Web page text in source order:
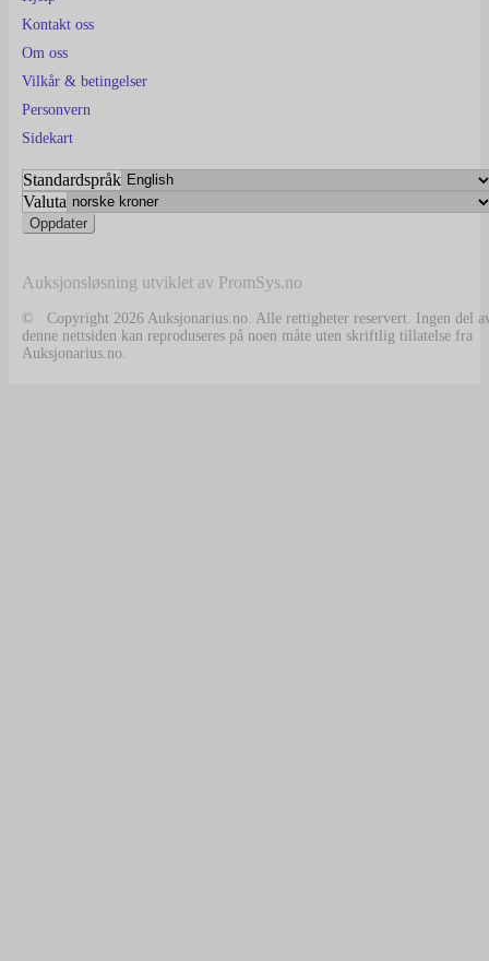
Kontakt oss
Om oss
Vilkår & betingelser
Personvern
Sidekart
Standardspråk
Valuta
Auksjonsløsning utviklet av PromSys.no
© Copyright 2026 Auksjonarius.no. Alle rettigheter reservert. Ingen del
denne nettsiden kan reproduseres på noen måte uten skriftlig tillatelse fra
Auksjonarius.no.